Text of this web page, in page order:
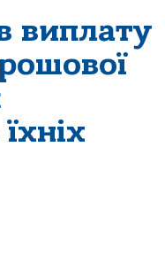
виплату